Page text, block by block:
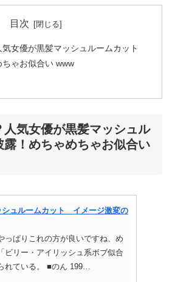
目次
女優が黒髪マッシュルームカット
ゃお似合い www
人気女優が黒髪マッシュル
露！めちゃめちゃお似合い
ュルームカット イメージ激変の
っぱりこれの方が良いですね、め
ビリー・アイリッシュ系ボブ似合
れている。 ■のん 199…